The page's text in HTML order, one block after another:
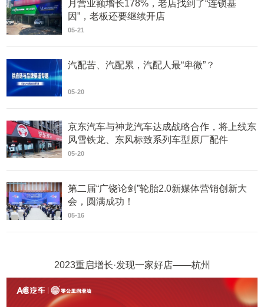
月营业额增长178%，老店找到了“连锁基
因”，老板还要继续开店
05-21
汽配苦、汽配累，汽配人最“卑微”？
05-20
京东汽车与神龙汽车达成战略合作，将上线东
风雪铁龙、东风标致系列车型原厂配件
05-20
第二届“广饶论剑”轮胎2.0新媒体营销创新大
会，圆满成功！
05-16
2023重启增长·发现一家好店——杭州